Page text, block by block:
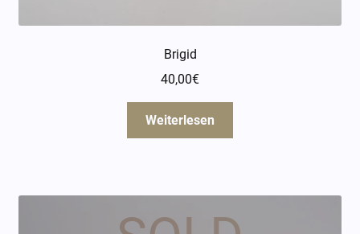
Brigid
40,00€
Weiterlesen